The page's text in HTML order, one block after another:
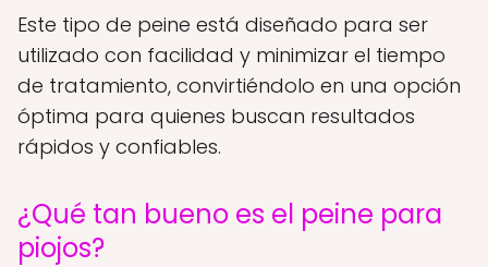
Este tipo de peine está diseñado para ser
utilizado con facilidad y minimizar el tiempo
de tratamiento, convirtiéndolo en una opción
óptima para quienes buscan resultados
rápidos y confiables.
¿Qué tan bueno es el peine para
piojos?